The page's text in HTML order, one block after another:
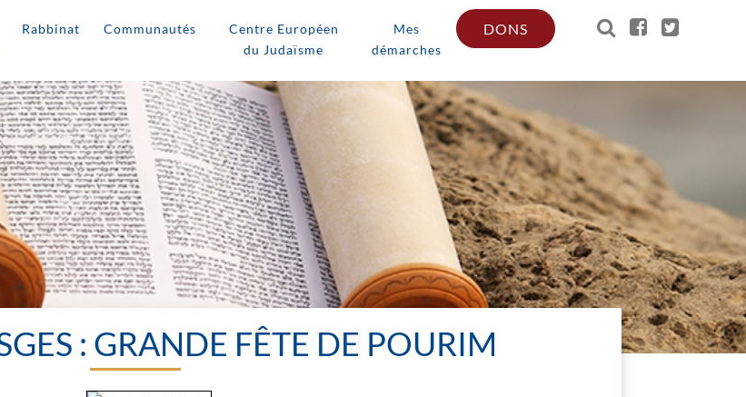
Rabbinat Communautés
Centre Européen
du Judaïsme
Mes
démarches
DONS
: GRANDE FÊTE DE POURIM